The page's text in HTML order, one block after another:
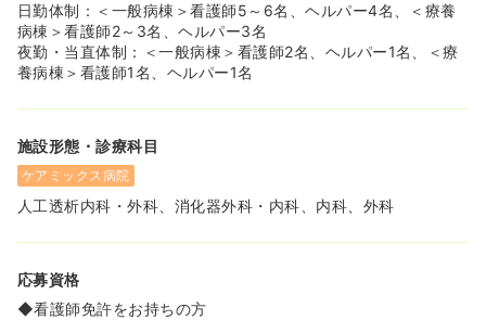
日勤体制：＜一般病棟＞看護師5～6名、ヘルパー4名、＜療養
病棟＞看護師2～3名、ヘルパー3名
夜勤・当直体制：＜一般病棟＞看護師2名、ヘルパー1名、＜療
養病棟＞看護師1名、ヘルパー1名
施設形態・診療科目
ケアミックス病院
人工透析内科・外科、消化器外科・内科、内科、外科
応募資格
◆看護師免許をお持ちの方